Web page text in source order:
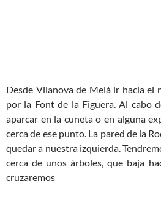
Desde Vilanova de Meià ir hacia el
por la Font de la Figuera. Al cabo
aparcar en la cuneta o en alguna
cerca de ese punto. La pared de la
quedar a nuestra izquierda.
cerca de unos árboles, que baja
cruzaremos